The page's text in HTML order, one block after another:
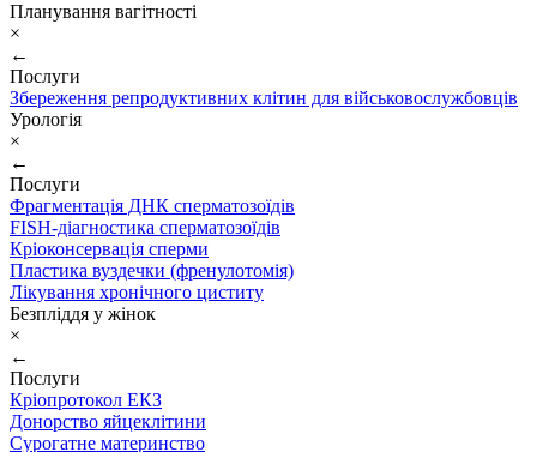
Планування вагітності
×
←
Послуги
Збереження репродуктивних клітин для військовослужбовців
Урологія
×
←
Послуги
Фрагментація ДНК сперматозоїдів
FISH-діагностика сперматозоїдів
Кріоконсервація сперми
Пластика вуздечки (френулотомія)
Лікування хронічного циститу
Безпліддя у жінок
×
←
Послуги
Кріопротокол ЕКЗ
Донорство яйцеклітини
Сурогатне материнство